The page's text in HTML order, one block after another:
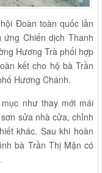
Đoàn toàn quốc lần
Chiến dịch Thanh
Hương Trà phối hợp
kết cho hộ bà Trần
Hương Chánh.
như thay mới mái
sửa nhà cửa, chỉnh
khác. Sau khi hoàn
bà Trần Thị Mận có